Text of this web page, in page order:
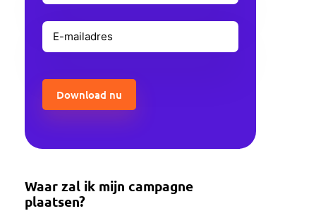
E-
mailadres
Waar zal ik mijn campagne
plaatsen?